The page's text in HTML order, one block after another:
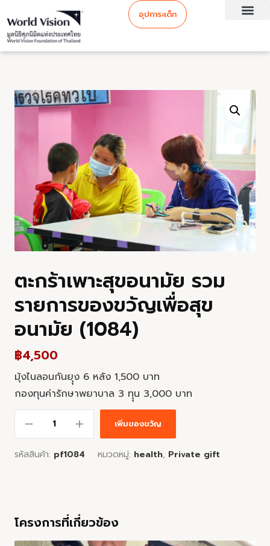
อุปการะเด็ก
ตะกร้าเพาะสุขอนามัย รวม
รายการของขวัญเพื่อสุข
อนามัย (1084)
฿4,500
มุ้งไนลอนกันยุุง 6 หลัง 1,500 บาท
กองทุนค่ารักษาพยาบาล 3 ทุุน 3,000 บาท
เพิ่มของขวัญ
รหัสสินค้า: pf1084 หมวดหมู่: health, Private gift
โครงการที่เกี่ยวข้อง